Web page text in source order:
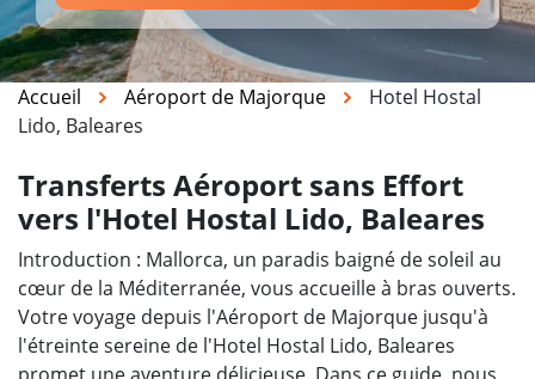
Accueil Aéroport de Majorque
Hotel Hostal
Lido, Baleares
Transferts Aéroport sans Effort
vers l'Hotel Hostal Lido, Baleares
Introduction : Mallorca, un paradis baigné de soleil au
cœur de la Méditerranée, vous accueille à bras ouverts.
Votre voyage depuis l'Aéroport de Majorque jusqu'à
l'étreinte sereine de l'Hotel Hostal Lido, Baleares